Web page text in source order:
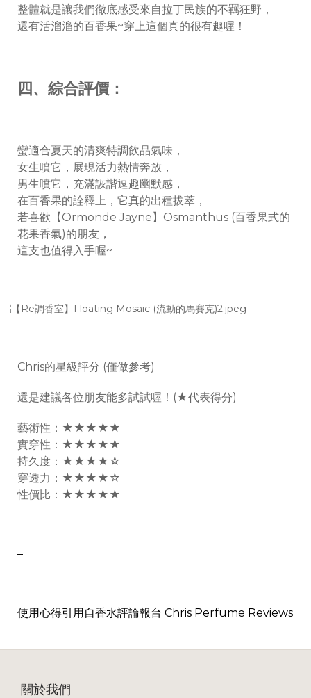
整體就是讓我們徹底感受來自拉丁民族的不羈狂野，
還有活溜溜的百香果~穿上這個真的很有趣喔！
四、綜合評價：
蠻適合夏天的清爽特調飲品氣味，
女生噴它，展現活力熱情奔放，
男生噴它，充滿詼諧逗趣幽默感，
在百香果的詮釋上，它真的出種拔萃，
若喜歡【Ormonde Jayne】Osmanthus (百香果式的
花果香氣)的朋友，
這支也值得入手喔~
Chris的星級評分 (僅做參考)
還是建議各位朋友能多試試喔！(★代表得分)
藝術性：★★★★★
實穿性：★★★★★
持久度：★★★★☆
穿透力：★★★★☆
性價比：★★★★★
–
使用心得引用自香水評論報台 Chris Perfume Reviews
關於我們